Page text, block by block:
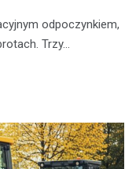
odpoczynkiem,
Trzy…